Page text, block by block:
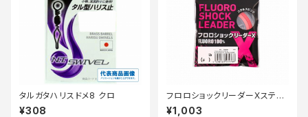
タルガタハリスドメ8 クロ
¥308
フロロショックリーダーXステル
スピンク20m 30lb
¥1,003